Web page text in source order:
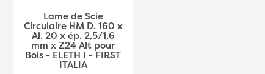
Lame de Scie
Circulaire HM D. 160 x
Al. 20 x ép. 2,5/1,6
mm x Z24 Alt pour
Bois - ELETH I - FIRST
ITALIA